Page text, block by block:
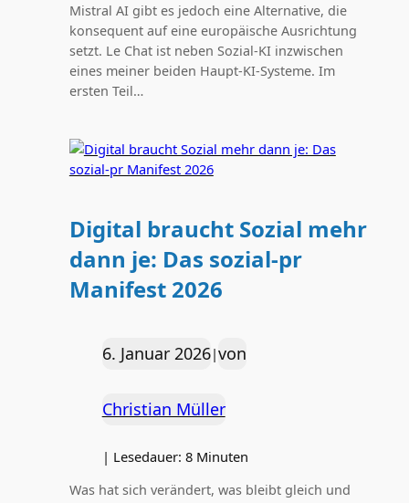
Mistral AI gibt es jedoch eine Alternative, die
konsequent auf eine europäische Ausrichtung
setzt. Le Chat ist neben Sozial-KI inzwischen
eines meiner beiden Haupt-KI-Systeme. Im
ersten Teil…
Digital braucht Sozial mehr
dann je: Das sozial-pr
Manifest 2026
6. Januar 2026|von
Christian Müller
| Lesedauer: 8 Minuten
Was hat sich verändert, was bleibt gleich und